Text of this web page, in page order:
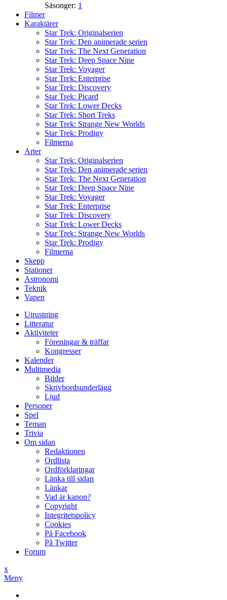
Säsonger: 1
Filmer
Karaktärer
Star Trek: Originalserien
Star Trek: Den animerade serien
Star Trek: The Next Generation
Star Trek: Deep Space Nine
Star Trek: Voyager
Star Trek: Enterprise
Star Trek: Discovery
Star Trek: Picard
Star Trek: Lower Decks
Star Trek: Short Treks
Star Trek: Strange New Worlds
Star Trek: Prodigy
Filmerna
Arter
Star Trek: Originalserien
Star Trek: Den animerade serien
Star Trek: The Next Generation
Star Trek: Deep Space Nine
Star Trek: Voyager
Star Trek: Enterprise
Star Trek: Discovery
Star Trek: Lower Decks
Star Trek: Strange New Worlds
Star Trek: Prodigy
Filmerna
Skepp
Stationer
Astronomi
Teknik
Vapen
Utrustning
Litteratur
Aktiviteter
Föreningar & träffar
Kongresser
Kalender
Multimedia
Bilder
Skrivbordsunderlägg
Ljud
Personer
Spel
Teman
Trivia
Om sidan
Redaktionen
Ordlista
Ordförklaringar
Länka till sidan
Länkar
Vad är kanon?
Copyright
Integritetspolicy
Cookies
På Facebook
På Twitter
Forum
x
Meny